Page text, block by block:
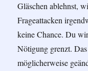
Gläschen ablehnst,
Frageattacken
keine Chance. Du
Nötigung grenzt.
möglicherweise